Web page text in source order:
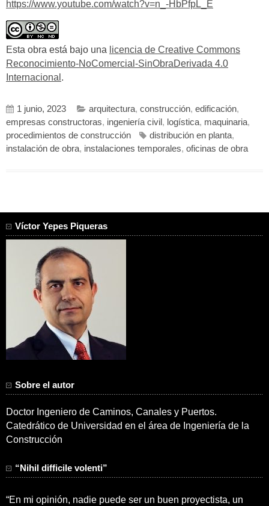
https://www.youtube.com/watch?v=n_-HbPfpL_E
Esta obra está bajo una licencia de Creative Commons
Reconocimiento-NoComercial-SinObraDerivada 4.0
Internacional .
1 junio, 2023 arquitectura, construcción, edificación,
empresas constructoras, ingeniería civil , logística, maquinaria,
procedimientos de construcción
distribución en planta,
instalación de obra, instalaciones temporales, oficinas de obra
Víctor Yepes Piqueras
Sobre el autor
Doctor Ingeniero de Caminos, Canales y Puertos.
Catedrático de Universidad en el área de Ingeniería de la
Construcción
“Nihil difficile volenti”
“En mi opinión, nadie puede ser un buen proyectista, un